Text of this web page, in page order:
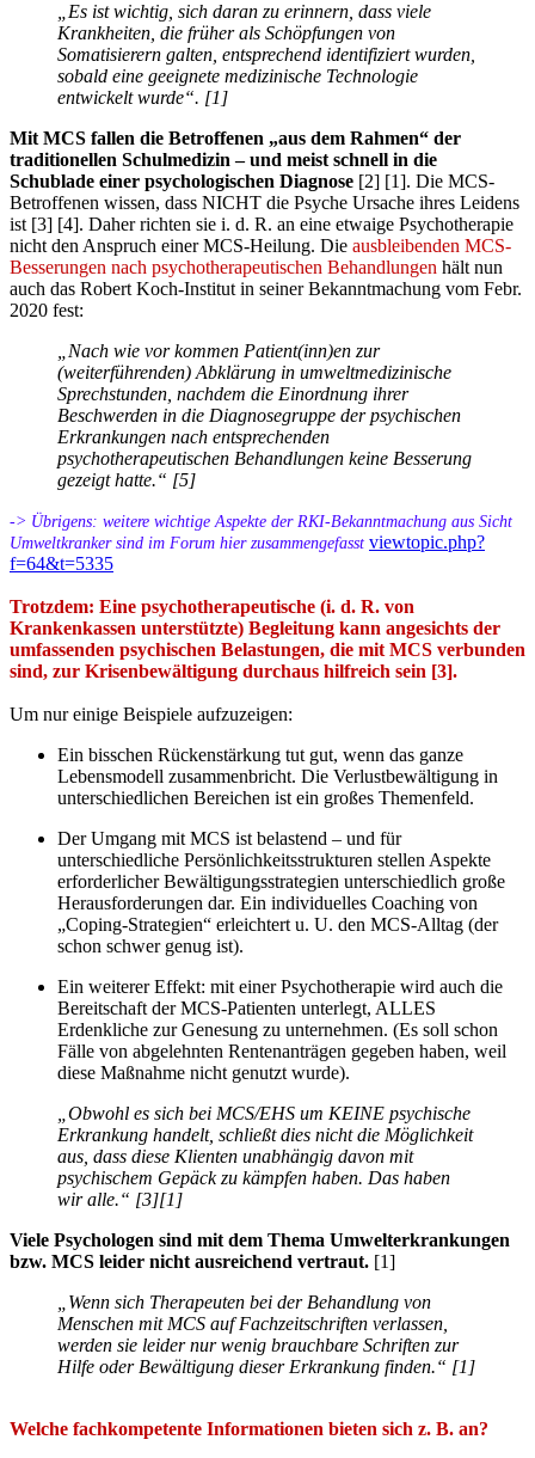
„Es ist wichtig, sich daran zu erinnern, dass viele
Krankheiten, die früher als Schöpfungen von
Somatisierern galten, entsprechend identifiziert wurden,
sobald eine geeignete medizinische Technologie
entwickelt wurde“. [1]
Mit MCS fallen die Betroffenen „aus dem Rahmen“ der
traditionellen Schulmedizin – und meist schnell in die
Schublade einer psychologischen Diagnose [2] [1]. Die MCS-
Betroffenen wissen, dass NICHT die Psyche Ursache ihres Leidens
ist [3] [4]. Daher richten sie i. d. R. an eine etwaige Psychotherapie
nicht den Anspruch einer MCS-Heilung. Die ausbleibenden MCS-
Besserungen nach psychotherapeutischen Behandlungen hält nun
auch das Robert Koch-Institut in seiner Bekanntmachung vom Febr.
2020 fest:
„Nach wie vor kommen Patient(inn)en zur
(weiterführenden) Abklärung in umweltmedizinische
Sprechstunden, nachdem die Einordnung ihrer
Beschwerden in die Diagnosegruppe der psychischen
Erkrankungen nach entsprechenden
psychotherapeutischen Behandlungen keine Besserung
gezeigt hatte.“ [5]
-> Übrigens: weitere wichtige Aspekte der RKI-Bekanntmachung aus Sicht
Umweltkranker sind im Forum hier zusammengefasst viewtopic.php?
f=64&t=5335
Trotzdem: Eine psychotherapeutische (i. d. R. von
Krankenkassen unterstützte) Begleitung kann angesichts der
umfassenden psychischen Belastungen, die mit MCS verbunden
sind, zur Krisenbewältigung durchaus hilfreich sein [3].
Um nur einige Beispiele aufzuzeigen:
Ein bisschen Rückenstärkung tut gut, wenn das ganze
Lebensmodell zusammenbricht. Die Verlustbewältigung in
unterschiedlichen Bereichen ist ein großes Themenfeld.
Der Umgang mit MCS ist belastend – und für
unterschiedliche Persönlichkeitsstrukturen stellen Aspekte
erforderlicher Bewältigungsstrategien unterschiedlich große
Herausforderungen dar. Ein individuelles Coaching von
„Coping-Strategien“ erleichtert u. U. den MCS-Alltag (der
schon schwer genug ist).
Ein weiterer Effekt: mit einer Psychotherapie wird auch die
Bereitschaft der MCS-Patienten unterlegt, ALLES
Erdenkliche zur Genesung zu unternehmen. (Es soll schon
Fälle von abgelehnten Rentenanträgen gegeben haben, weil
diese Maßnahme nicht genutzt wurde).
„Obwohl es sich bei MCS/EHS um KEINE psychische
Erkrankung handelt, schließt dies nicht die Möglichkeit
aus, dass diese Klienten unabhängig davon mit
psychischem Gepäck zu kämpfen haben. Das haben
wir alle.“ [3][1]
Viele Psychologen sind mit dem Thema Umwelterkrankungen
bzw. MCS leider nicht ausreichend vertraut. [1]
„Wenn sich Therapeuten bei der Behandlung von
Menschen mit MCS auf Fachzeitschriften verlassen,
werden sie leider nur wenig brauchbare Schriften zur
Hilfe oder Bewältigung dieser Erkrankung finden.“ [1]
Welche fachkompetente Informationen bieten sich z. B. an?